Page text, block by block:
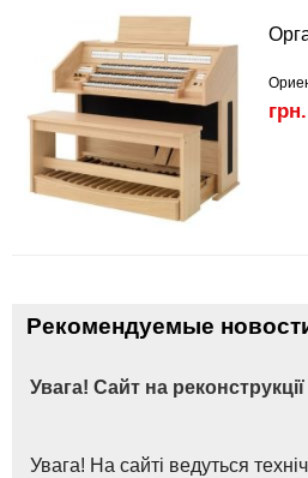
грн.
Рекомендуемые
Увага! Сайт на реконструкції
Увага! На сайті ведуться